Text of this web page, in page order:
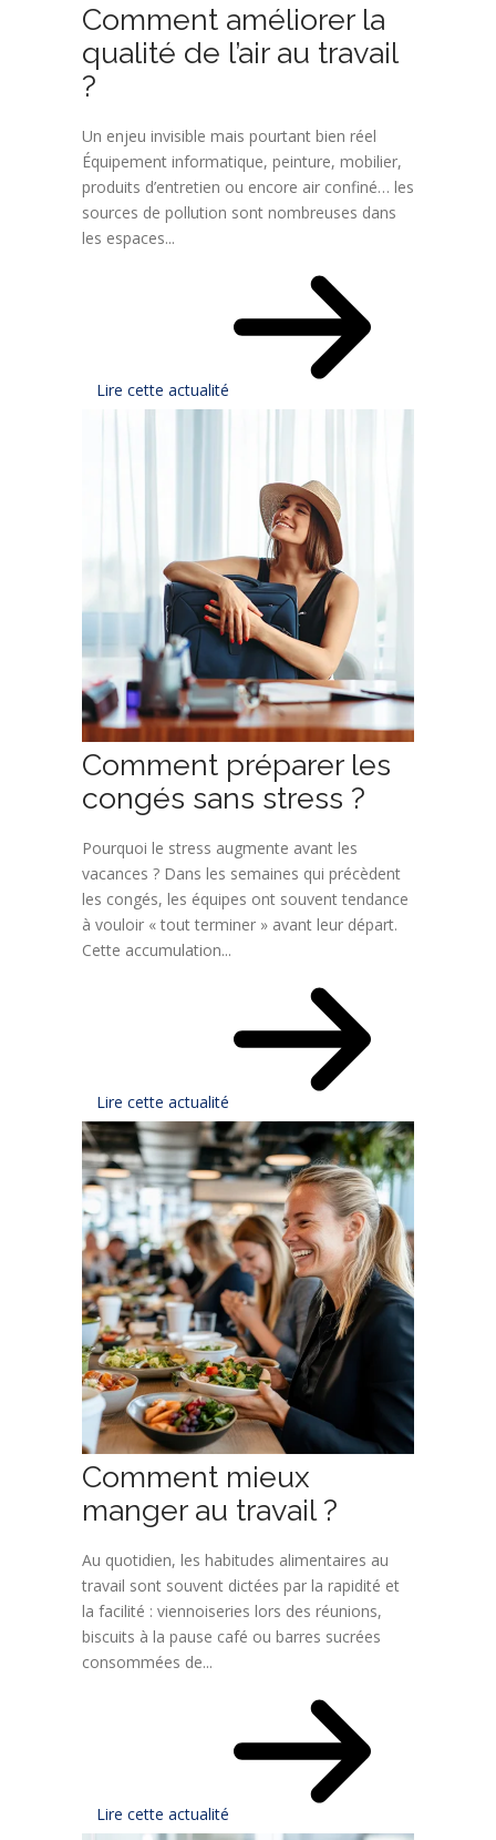
Comment améliorer la
qualité de l’air au travail
?
Un enjeu invisible mais pourtant bien réel
Équipement informatique, peinture, mobilier,
produits d’entretien ou encore air confiné… les
sources de pollution sont nombreuses dans
les espaces...
Lire cette actualité
Comment préparer les
congés sans stress ?
Pourquoi le stress augmente avant les
vacances ? Dans les semaines qui précèdent
les congés, les équipes ont souvent tendance
à vouloir « tout terminer » avant leur départ.
Cette accumulation...
Lire cette actualité
Comment mieux
manger au travail ?
Au quotidien, les habitudes alimentaires au
travail sont souvent dictées par la rapidité et
la facilité : viennoiseries lors des réunions,
biscuits à la pause café ou barres sucrées
consommées de...
Lire cette actualité